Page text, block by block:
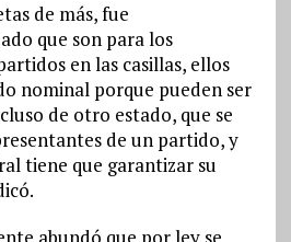
de más, fue
que son para los
en las casillas, ellos
nominal porque pueden ser
de otro estado, que se
de un partido, y
tiene que garantizar su